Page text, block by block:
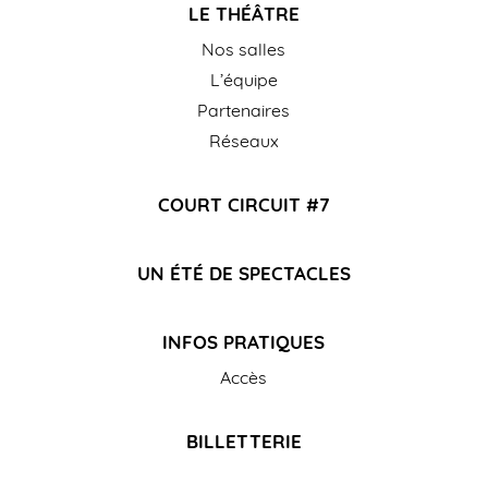
LE THÉÂTRE
Nos salles
L’équipe
Partenaires
Réseaux
COURT CIRCUIT #7
UN ÉTÉ DE SPECTACLES
INFOS PRATIQUES
Accès
BILLETTERIE